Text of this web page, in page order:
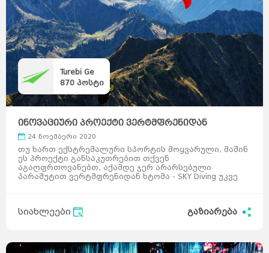
Turebi Ge
870 პოსტი
ინოვაციური პროექტი ვერტმფრენიდან
პარაშუტით ხტომ ...
24 ნოემბერი 2020
თუ ხართ ექსტრემალური სპორტის მოყვარული, მაშინ
ეს პროექტი განსაკუთრებით თქვენ
აგაღფრთოვანებთ, აქამდე ჯერ არარსებული
პარაშუტით ვერტმფრენიდან ხტომა - SKY Diving უკვე
სიახლეები გაზიარება